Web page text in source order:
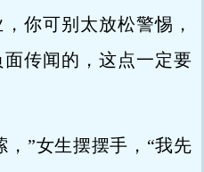
你可别太放松警惕，
传闻的，这点一定要
，”女生摆摆手，“我先